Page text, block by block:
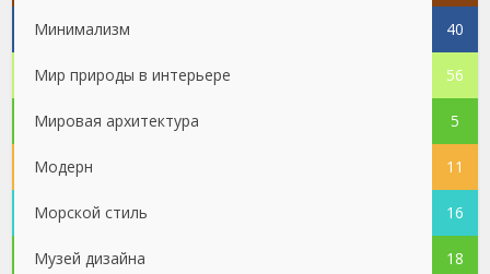
Минимализм 40
Мир природы в интерьере 56
Мировая архитектура 5
Модерн 11
Морской стиль 16
Музей дизайна 18